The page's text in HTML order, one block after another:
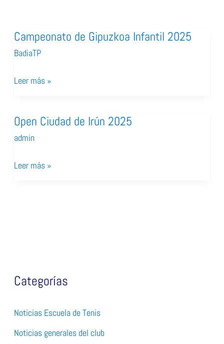
Campeonato de Gipuzkoa Infantil 2025
BadiaTP
Campeonato
de
Infantil
Leer más »
Open Ciudad de Irún 2025
admin
Open
Ciudad
Irún
Leer más »
Categorías
Noticias Escuela de Tenis
Noticias generales del club